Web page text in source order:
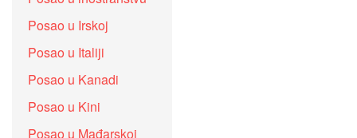
Posao u Irskoj
Posao u Italiji
Posao u Kanadi
Posao u Kini
Posao u Mađarskoj